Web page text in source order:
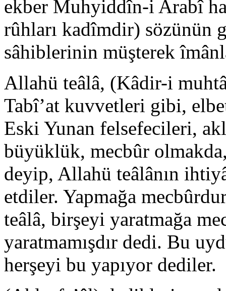
ekber Muhyiddîn-i Arabî
rûhları kadîmdir) sözünün
sâhiblerinin müşterek
Allahü teâlâ, (Kâdir-i
Tabî’at kuvvetleri gibi,
Eski Yunan felsefecileri,
büyüklük, mecbûr
deyip, Allahü teâlânın
etdiler. Yapmağa
teâlâ, birşeyi yaratmağa
yaratmamışdır dedi. Bu
herşeyi bu yapıyor dediler.